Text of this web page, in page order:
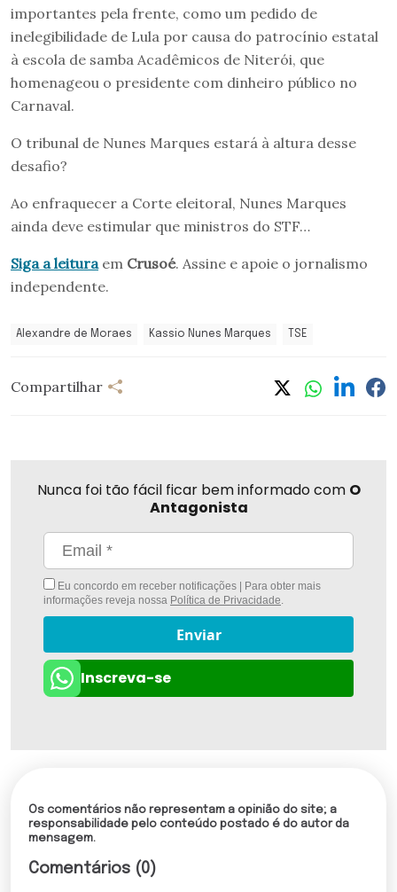
importantes pela frente, como um pedido de
inelegibilidade de Lula por causa do patrocínio estatal
à escola de samba Acadêmicos de Niterói, que
homenageou o presidente com dinheiro público no
Carnaval.
O tribunal de Nunes Marques estará à altura desse
desafio?
Ao enfraquecer a Corte eleitoral, Nunes Marques
ainda deve estimular que ministros do STF…
Siga a leituraem Crusoé. Assine e apoie o jornalismo
independente.
Alexandre de Moraes Kassio Nunes Marques TSE
Compartilhar
Nunca foi tão fácil ficar bem informado com O
Antagonista
Eu concordo em receber notificações | Para obter mais
informações reveja nossa Política de Privacidade.
Enviar
Inscreva-se
Os comentários não representam a opinião do site; a
responsabilidade pelo conteúdo postado é do autor da
mensagem.
Comentários (0)